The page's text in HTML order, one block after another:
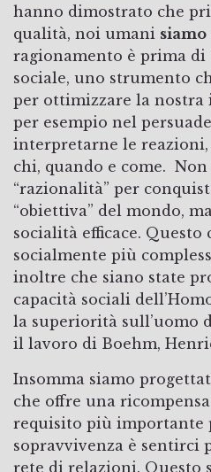
hanno dimostrato che
qualità, noi umani
ragionamento è prima di
sociale, uno strumento
per ottimizzare la nostra
per esempio nel
interpretarne le reazioni,
chi, quando e come.
“razionalità” per
“obiettiva” del mondo,
socialità efficace.
socialmente più
inoltre che siano state
capacità sociali
la superiorità sull’uomo
il lavoro di Boehm,
Insomma siamo
che offre una
requisito più importante
sopravvivenza è sentirci
rete di relazioni. Questo